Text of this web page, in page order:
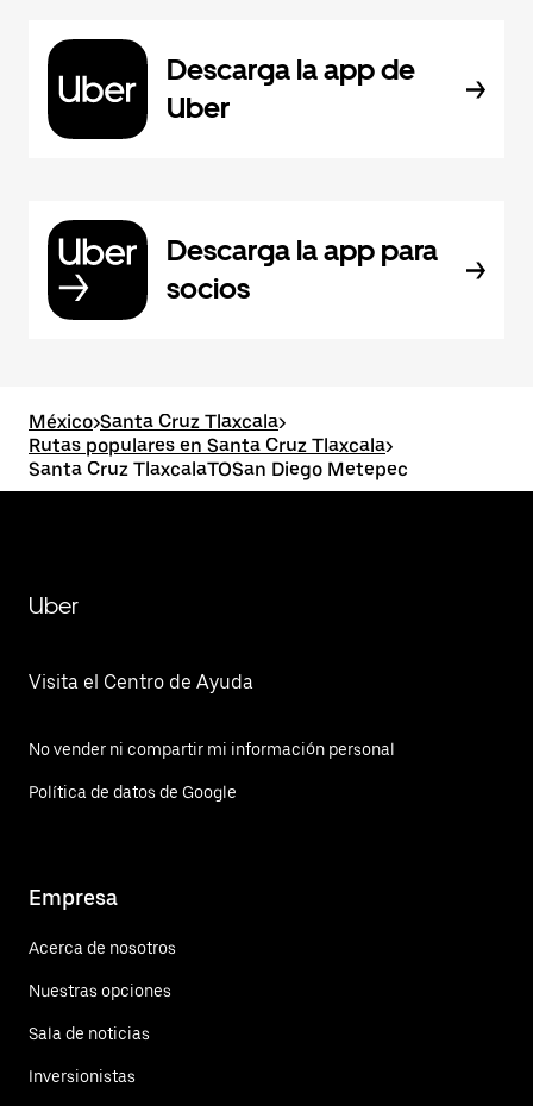
Descarga la app de
Uber
Descarga la app para
socios
México>Santa Cruz Tlaxcala>
Rutas populares en Santa Cruz Tlaxcala>
Santa Cruz TlaxcalaTOSan Diego Metepec
Uber
Visita el Centro de Ayuda
No vender ni compartir mi información personal
Política de datos de Google
Empresa
Acerca de nosotros
Nuestras opciones
Sala de noticias
Inversionistas